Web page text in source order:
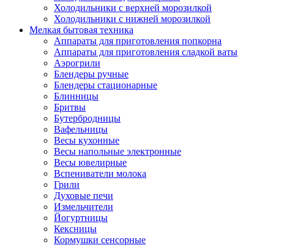
Холодильники с верхней морозилкой
Холодильники с нижней морозилкой
Мелкая бытовая техника
Аппараты для приготовления попкорна
Аппараты для приготовления сладкой ваты
Аэрогрили
Блендеры ручные
Блендеры стационарные
Блинницы
Бритвы
Бутербродницы
Вафельницы
Весы кухонные
Весы напольные электронные
Весы ювелирные
Вспениватели молока
Грили
Духовые печи
Измельчители
Йогуртницы
Кексницы
Кормушки сенсорные